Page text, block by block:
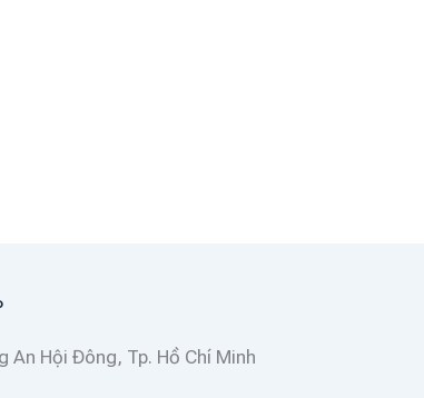
you
An Hội Đông, Tp. Hồ Chí Minh